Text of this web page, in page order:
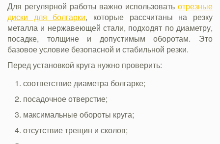
Для регулярной работы важно использовать отрезные
диски для болгарки, которые рассчитаны на резку
металла и нержавеющей стали, подходят по диаметру,
посадке, толщине и допустимым оборотам. Это
базовое условие безопасной и стабильной резки.
Перед установкой круга нужно проверить:
соответствие диаметра болгарке;
посадочное отверстие;
максимальные обороты круга;
отсутствие трещин и сколов;